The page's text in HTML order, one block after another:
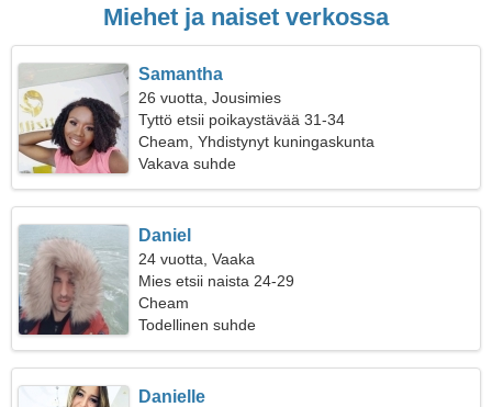
Miehet ja naiset verkossa
Samantha
26 vuotta, Jousimies
Tyttö etsii poikaystävää 31-34
Cheam, Yhdistynyt kuningaskunta
Vakava suhde
Daniel
24 vuotta, Vaaka
Mies etsii naista 24-29
Cheam
Todellinen suhde
Danielle